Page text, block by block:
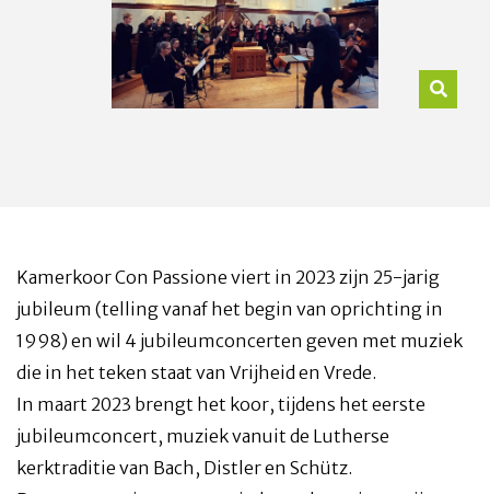
Kamerkoor Con Passione viert in 2023 zijn 25-jarig
jubileum (telling vanaf het begin van oprichting in
1998) en wil 4 jubileumconcerten geven met muziek
die in het teken staat van Vrijheid en Vrede.
In maart 2023 brengt het koor, tijdens het eerste
jubileumconcert, muziek vanuit de Lutherse
kerktraditie van Bach, Distler en Schütz.